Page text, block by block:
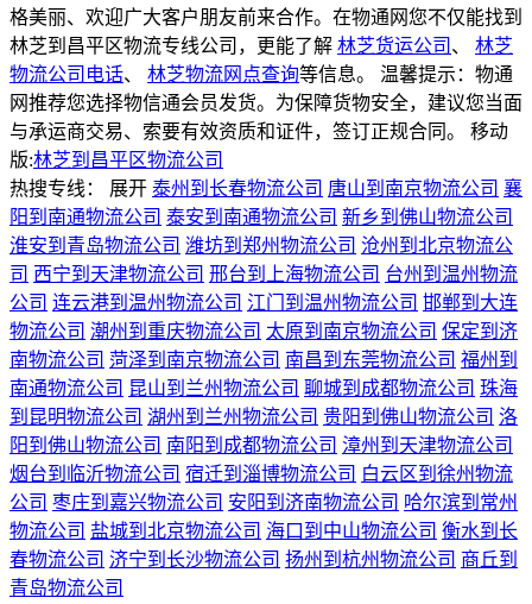
格美丽、欢迎广大客户朋友前来合作。在物通网您不仅能找到
林芝到昌平区物流专线公司，更能了解 林芝货运公司 、 林芝
物流公司电话、 林芝物流网点查询等信息。 温馨提示：物通
网推荐您选择物信通会员发货。为保障货物安全，建议您当面
与承运商交易、索要有效资质和证件，签订正规合同。 移动
版:林芝到昌平区物流公司
热搜专线： 展开 泰州到长春物流公司 唐山到南京物流公司 襄
阳到南通物流公司 泰安到南通物流公司 新乡到佛山物流公司
淮安到青岛物流公司 潍坊到郑州物流公司 沧州到北京物流公
司 西宁到天津物流公司 邢台到上海物流公司 台州到温州物流
公司 连云港到温州物流公司 江门到温州物流公司 邯郸到大连
物流公司 潮州到重庆物流公司 太原到南京物流公司 保定到济
南物流公司 菏泽到南京物流公司 南昌到东莞物流公司 福州到
南通物流公司 昆山到兰州物流公司 聊城到成都物流公司 珠海
到昆明物流公司 湖州到兰州物流公司 贵阳到佛山物流公司 洛
阳到佛山物流公司 南阳到成都物流公司 漳州到天津物流公司
烟台到临沂物流公司 宿迁到淄博物流公司 白云区到徐州物流
公司 枣庄到嘉兴物流公司 安阳到济南物流公司 哈尔滨到常州
物流公司 盐城到北京物流公司 海口到中山物流公司 衡水到长
春物流公司 济宁到长沙物流公司 扬州到杭州物流公司 商丘到
青岛物流公司